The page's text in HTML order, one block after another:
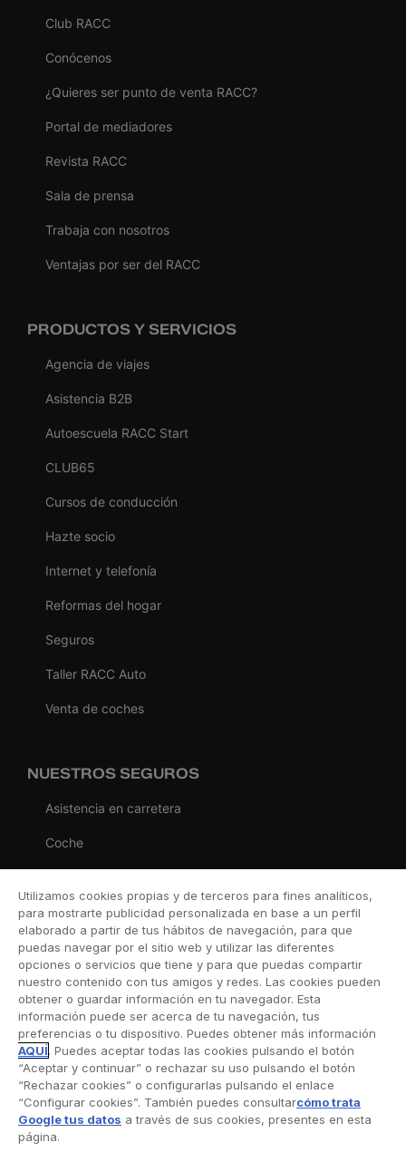
Club RACC
Conócenos
¿Quieres ser punto de venta RACC?
Portal de mediadores
Revista RACC
Sala de prensa
Trabaja con nosotros
Ventajas por ser del RACC
PRODUCTOS Y SERVICIOS
Agencia de viajes
Asistencia B2B
Autoescuela RACC Start
CLUB65
Cursos de conducción
Hazte socio
Internet y telefonía
Reformas del hogar
Seguros
Taller RACC Auto
Venta de coches
NUESTROS SEGUROS
Asistencia en carretera
Coche
Viaje
Hogar
Vida
Decesos
Dental
Deportivo
Esquí
Utilizamos cookies propias y de terceros para fines analíticos,
para mostrarte publicidad personalizada en base a un perfil
elaborado a partir de tus hábitos de navegación, para que
puedas navegar por el sitio web y utilizar las diferentes
opciones o servicios que tiene y para que puedas compartir
nuestro contenido con tus amigos y redes. Las cookies pueden
obtener o guardar información en tu navegador. Esta
información puede ser acerca de tu navegación, tus
preferencias o tu dispositivo. Puedes obtener más información
AQUÍ. Puedes aceptar todas las cookies pulsando el botón
“Aceptar y continuar” o rechazar su uso pulsando el botón
“Rechazar cookies” o configurarlas pulsando el enlace
“Configurar cookies”. También puedes consultarcómo trata
Google tus datos a través de sus cookies, presentes en esta
página.